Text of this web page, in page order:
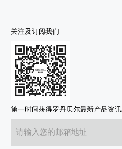
关注及订阅我们
第一时间获得罗丹贝尔最新产品资讯